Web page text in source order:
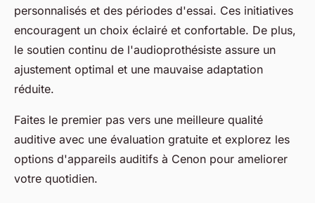
personnalisés et des périodes d'essai. Ces initiatives
encouragent un choix éclairé et confortable. De plus,
le soutien continu de l'audioprothésiste assure un
ajustement optimal et une mauvaise adaptation
réduite.
Faites le premier pas vers une meilleure qualité
auditive avec une évaluation gratuite et explorez les
options d'appareils auditifs à Cenon pour ameliorer
votre quotidien.